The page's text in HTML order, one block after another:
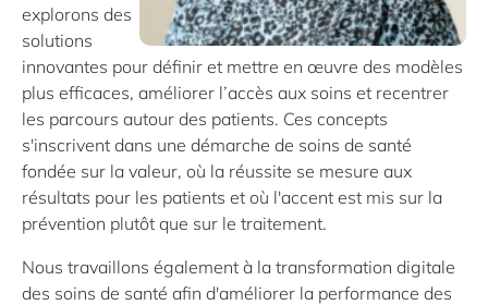
explorons des
solutions
innovantes pour définir et mettre en œuvre des modèles
plus efficaces, améliorer l’accès aux soins et recentrer
les parcours autour des patients. Ces concepts
s'inscrivent dans une démarche de soins de santé
fondée sur la valeur, où la réussite se mesure aux
résultats pour les patients et où l'accent est mis sur la
prévention plutôt que sur le traitement.
Nous travaillons également à la transformation digitale
des soins de santé afin d'améliorer la performance des